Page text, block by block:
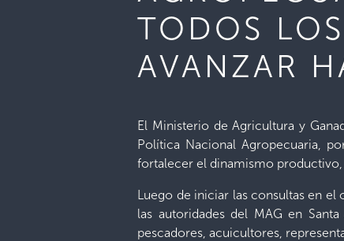
TODOS
AVANZAR
El Ministerio de Agricultura y
Política Nacional Agropecuaria,
fortalecer el dinamismo
Luego de iniciar las consultas en
las autoridades del MAG en
pescadores, acuicultores,